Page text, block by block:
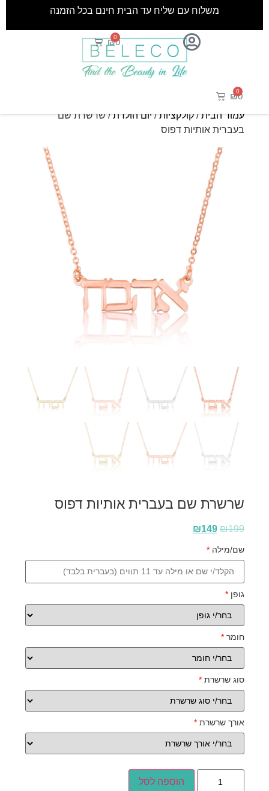
₪0
0
משלוח עם שליח עד הבית חינם בכל הזמנה
₪0
0
עמוד הבית/קולקציות/יום הולדת/ שרשרת שם
בעברית אותיות דפוס
שרשרת שם בעברית אותיות דפוס
₪199
₪149
שם/מילה*
גופן*
חומר*
סוג שרשרת*
אורך שרשרת*
הוספה לסל